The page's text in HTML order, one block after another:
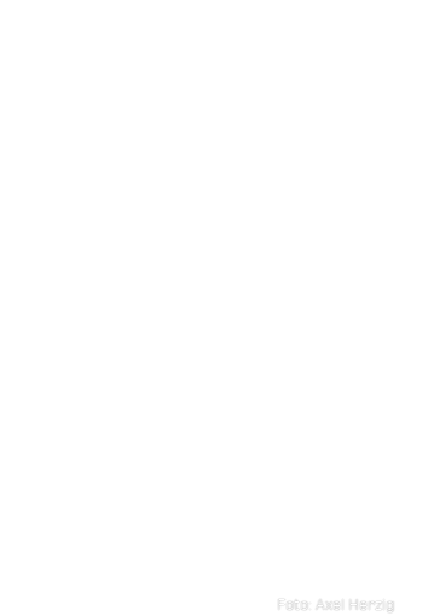
Foto: Axel Herzig